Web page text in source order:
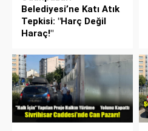
Belediyesi’ne Katı Atık
Tepkisi: "Harç Değil
Haraç!"